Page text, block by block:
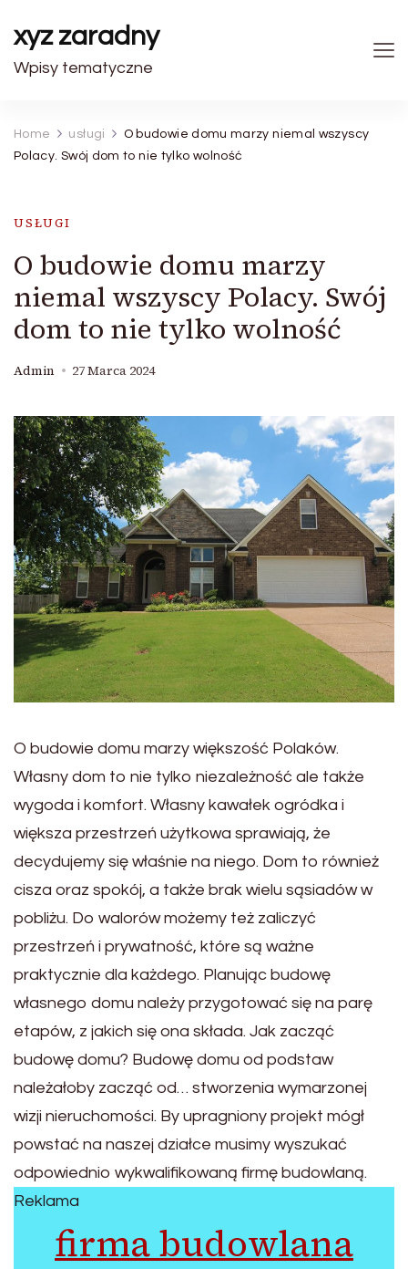
xyz zaradny
Wpisy tematyczne
Home usługi
O budowie domu marzy niemal wszyscy
Polacy. Swój dom to nie tylko wolność
USŁUGI
O budowie domu marzy
niemal wszyscy Polacy. Swój
dom to nie tylko wolność
Admin 27 Marca 2024
O budowie domu marzy większość Polaków.
Własny dom to nie tylko niezależność ale także
wygoda i komfort. Własny kawałek ogródka i
większa przestrzeń użytkowa sprawiają, że
decydujemy się właśnie na niego. Dom to również
cisza oraz spokój, a także brak wielu sąsiadów w
pobliżu. Do walorów możemy też zaliczyć
przestrzeń i prywatność, które są ważne
praktycznie dla każdego. Planując budowę
własnego domu należy przygotować się na parę
etapów, z jakich się ona składa. Jak zacząć
budowę domu? Budowę domu od podstaw
należałoby zacząć od… stworzenia wymarzonej
wizji nieruchomości. By upragniony projekt mógł
powstać na naszej działce musimy wyszukać
odpowiednio wykwalifikowaną firmę budowlaną.
Reklama
firma budowlana